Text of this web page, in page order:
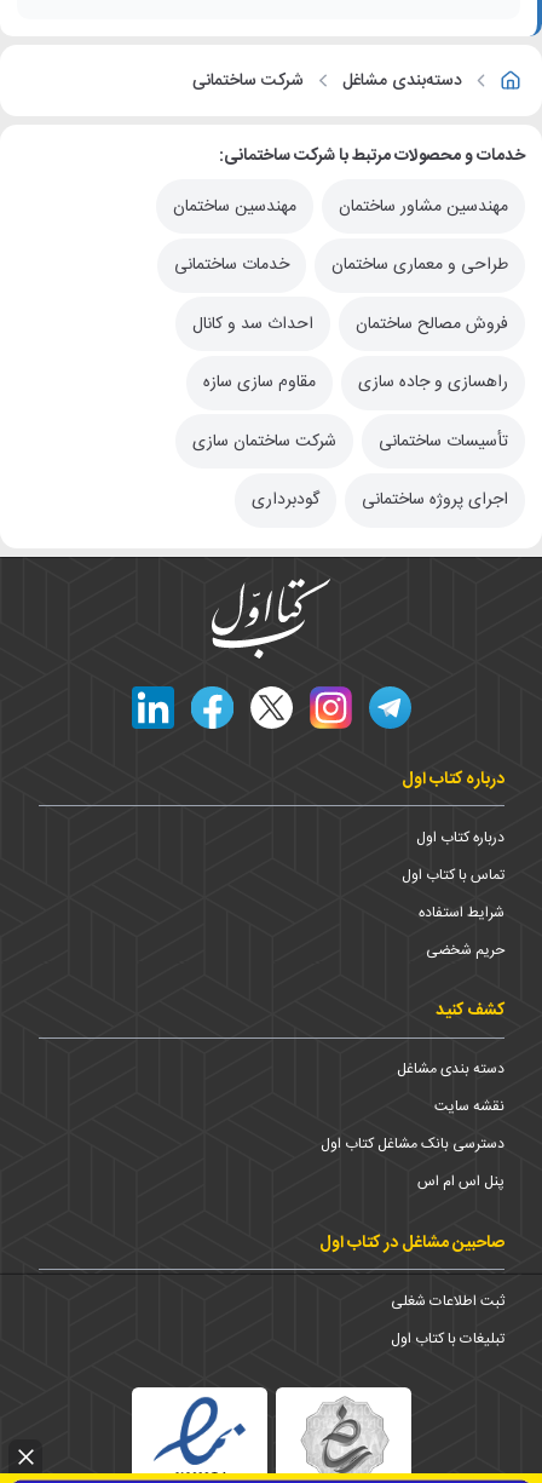
دسته‌بندی مشاغل شرکت ساختمانی
خدمات و محصولات مرتبط با شرکت ساختمانی:
مهندسین مشاور ساختمان
مهندسین ساختمان
طراحی و معماری ساختمان خدمات ساختمانی
فروش مصالح ساختمان احداث سد و کانال
راهسازی و جاده سازی مقاوم سازی سازه
تأسیسات ساختمانی شرکت ساختمان سازی
اجرای پروژه ساختمانی گودبرداری
درباره کتاب اول
درباره کتاب اول
تماس با کتاب اول
شرایط استفاده
حریم شخضی
کشف کنید
دسته بندی مشاغل
نقشه سایت
دسترسی بانک مشاغل کتاب اول
پنل اس ام اس
صاحبین مشاغل در کتاب اول
ثبت اطلاعات شغلی
تبلیغات با کتاب اول